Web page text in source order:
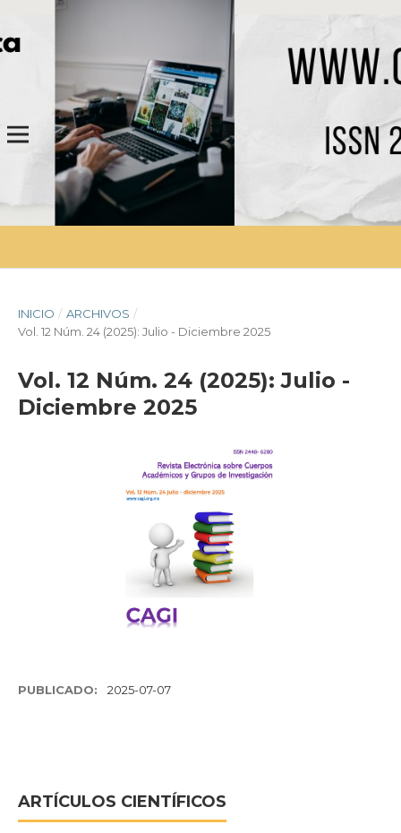
INICIO / ARCHIVOS /
Vol. 12 Núm. 24 (2025): Julio - Diciembre 2025
Vol. 12 Núm. 24 (2025): Julio -
Diciembre 2025
PUBLICADO: 2025-07-07
ARTÍCULOS CIENTÍFICOS